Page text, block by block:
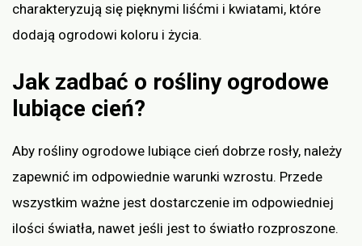
charakteryzują się pięknymi liśćmi i kwiatami, które
dodają ogrodowi koloru i życia.
Jak zadbać o rośliny ogrodowe
lubiące cień?
Aby rośliny ogrodowe lubiące cień dobrze rosły, należy
zapewnić im odpowiednie warunki wzrostu. Przede
wszystkim ważne jest dostarczenie im odpowiedniej
ilości światła, nawet jeśli jest to światło rozproszone.